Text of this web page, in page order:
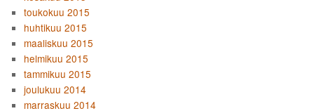
toukokuu 2015
huhtikuu 2015
maaliskuu 2015
helmikuu 2015
tammikuu 2015
joulukuu 2014
marraskuu 2014